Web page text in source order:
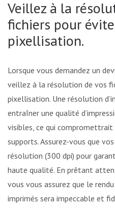
Veillez à la
fichiers pour
pixellisation.
Lorsque vous demandez un
veillez à la résolution de vos
pixellisation. Une résolution
entraîner une qualité
visibles, ce qui compromettrait
supports. Assurez-vous que
résolution (300 dpi) pour
haute qualité. En prêtant
vous vous assurez que le
imprimés sera impeccable et